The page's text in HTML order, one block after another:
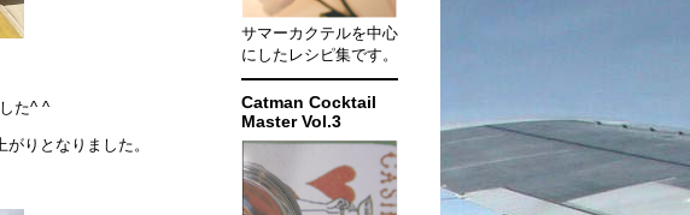
た^ ^
りとなりました。
サマーカクテルを中心
にしたレシピ集です。
Catman Cocktail
Master Vol.3